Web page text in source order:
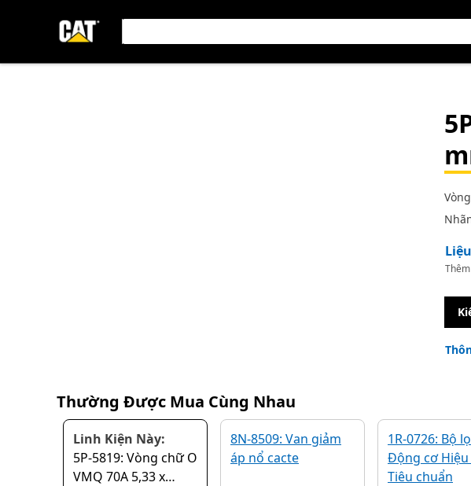
Thường Được Mua Cùng Nhau
Linh Kiện Này:
5P-5819: Vòng chữ O
VMQ 70A 5,33 x
8N-8509: Van giảm
áp nổ cacte
1R-0726: Bộ
Động cơ Hiệu
Tiêu chuẩn